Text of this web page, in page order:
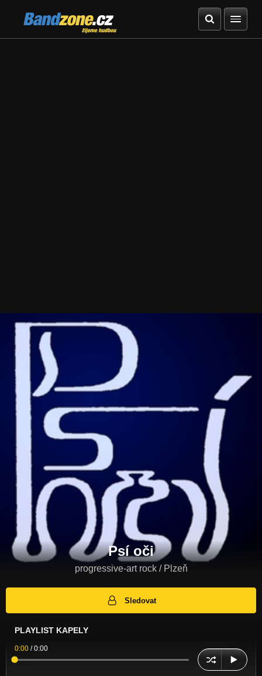
Bandzone.cz
žijeme hudbou
Psí oči
progressive-art rock / Plzeň
Sledovat
PLAYLIST KAPELY
0:00 /0:00